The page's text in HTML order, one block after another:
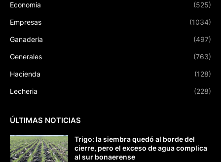
Economia (525)
Empresas (1034)
Ganaderia (497)
Generales (763)
Hacienda (128)
Lecheria (228)
ÚLTIMAS NOTICIAS
Trigo: la siembra quedó al borde del
cierre, pero el exceso de agua complica
al sur bonaerense